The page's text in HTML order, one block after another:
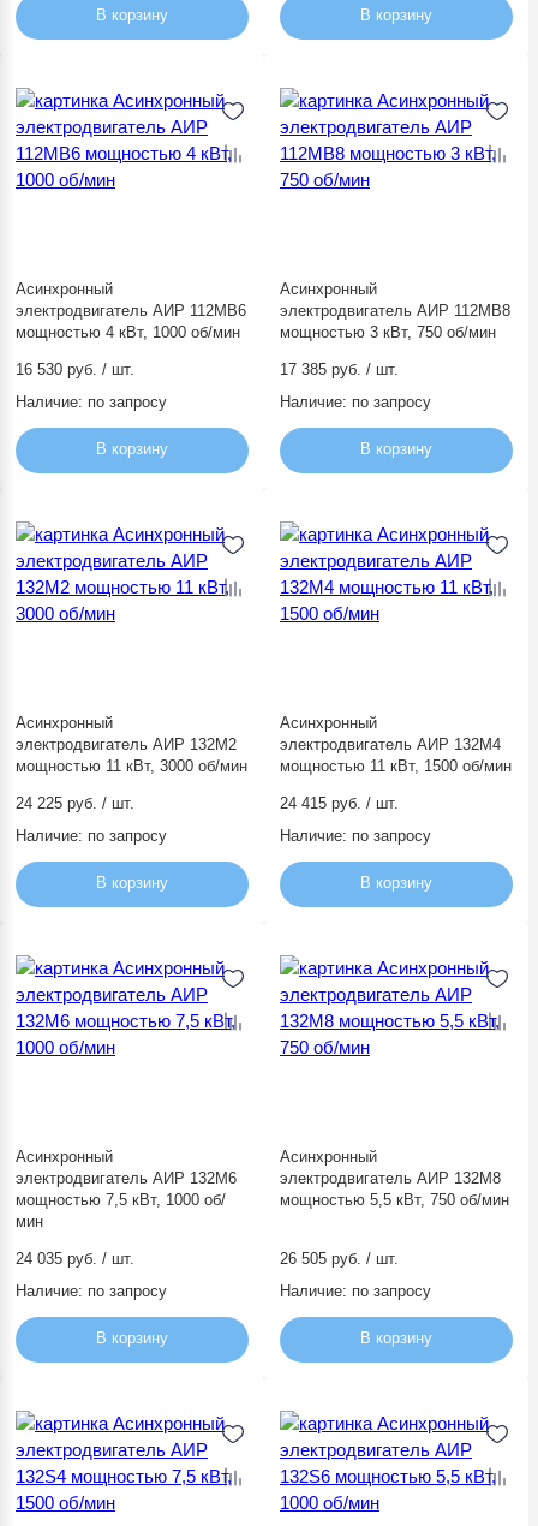
В корзину В корзину
Асинхронный
электродвигатель АИР 112МВ6
мощностью 4 кВт, 1000 об/мин
16 530 руб. / шт.
Наличие: по запросу
В корзину
Асинхронный
электродвигатель АИР 112МВ8
мощностью 3 кВт, 750 об/мин
17 385 руб. / шт.
Наличие: по запросу
В корзину
Асинхронный
электродвигатель АИР 132М2
мощностью 11 кВт, 3000 об/мин
24 225 руб. / шт.
Наличие: по запросу
В корзину
Асинхронный
электродвигатель АИР 132М4
мощностью 11 кВт, 1500 об/мин
24 415 руб. / шт.
Наличие: по запросу
В корзину
Асинхронный
электродвигатель АИР 132М6
мощностью 7,5 кВт, 1000 об/
мин
24 035 руб. / шт.
Наличие: по запросу
В корзину
Асинхронный
электродвигатель АИР 132М8
мощностью 5,5 кВт, 750 об/мин
26 505 руб. / шт.
Наличие: по запросу
В корзину